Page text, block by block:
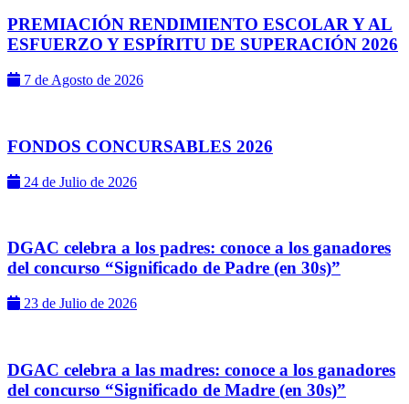
PREMIACIÓN RENDIMIENTO ESCOLAR Y AL
ESFUERZO Y ESPÍRITU DE SUPERACIÓN 2026
7 de Agosto de 2026
FONDOS CONCURSABLES 2026
24 de Julio de 2026
DGAC celebra a los padres: conoce a los ganadores
del concurso “Significado de Padre (en 30s)”
23 de Julio de 2026
DGAC celebra a las madres: conoce a los ganadores
del concurso “Significado de Madre (en 30s)”